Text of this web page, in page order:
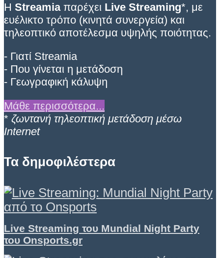
Η Streamiaπαρέχει Live Streaming*, με
ευέλικτο τρόπο (κινητά συνεργεία) και
τηλεοπτικό αποτέλεσμα υψηλής ποιότητας.
- Γιατί Streamia
- Που γίνεται η μετάδοση
- Γεωγραφική κάλυψη
Μάθε περισσότερα...
* ζωντανή τηλεοπτική μετάδοση μέσω
Internet
Τα δημοφιλέστερα
Live Streaming του Mundial Night Party
του Onsports.gr